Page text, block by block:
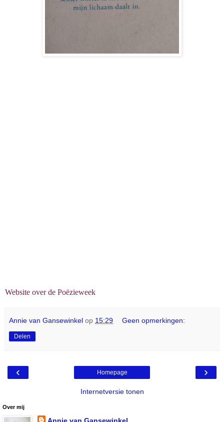
Website over de Poëzieweek
Annie van Gansewinkel op 15:29 Geen opmerkingen:
Delen
‹ ›
Homepage
Internetversie tonen
Over mij